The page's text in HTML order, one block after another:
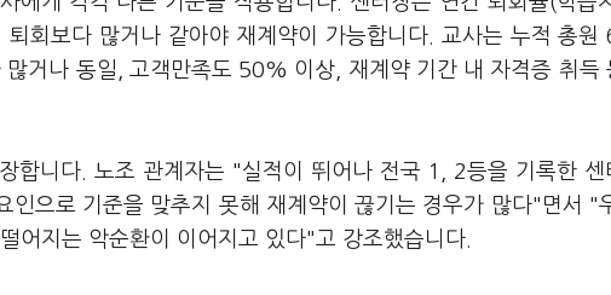
회보다 많거나 같아야 재계약이 가능합니다. 교사는 누적 총원
거나 동일, 고객만족도 50% 이상, 재계약 기간 내 자격증 취득
합니다. 노조 관계자는 "실적이 뛰어나 전국 1, 2등을 기록한 센
인으로 기준을 맞추지 못해 재계약이 끊기는 경우가 많다"면서 "
어지는 악순환이 이어지고 있다"고 강조했습니다.